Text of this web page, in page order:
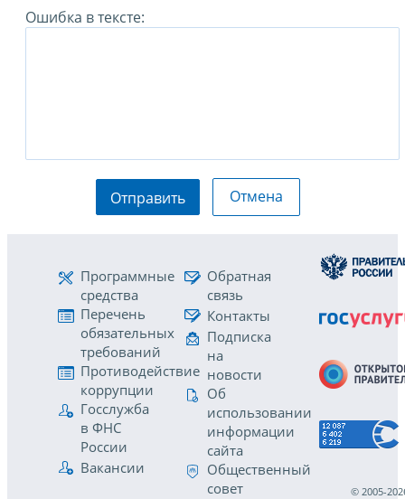
Ошибка в тексте:
Отправить Отмена
Программные
средства
Перечень
обязательных
требований
Противодействие
коррупции
Госслужба
в ФНС
России
Вакансии
Обратная
связь
Контакты
Подписка
на
новости
Об
использовании
информации
сайта
Общественный
совет
© 2005-